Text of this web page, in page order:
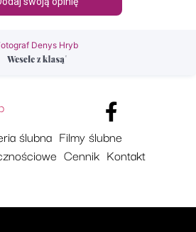
Denys Hryb
ślubna Filmy ślubne
Cennik Kontakt